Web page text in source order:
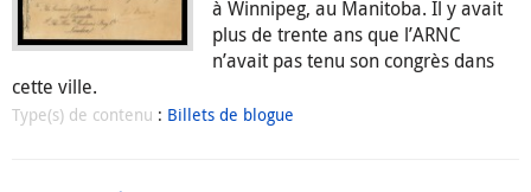
à Winnipeg, au Manitoba. Il y avait
plus de trente ans que l’ARNC
n’avait pas tenu son congrès dans
cette ville.
Type(s) de contenu : Billets de blogue